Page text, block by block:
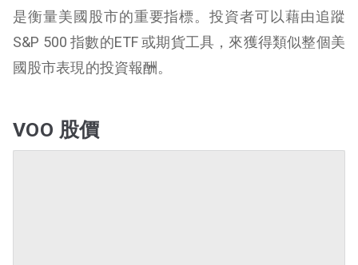
是衡量美國股市的重要指標。投資者可以藉由追蹤
S&P 500 指數的ETF 或期貨工具，來獲得類似整個美
國股市表現的投資報酬。
VOO 股價